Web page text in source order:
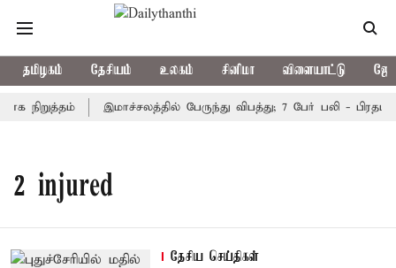
தமிழகம் தேசியம் உலகம் சினிமா விளையாட்டு
நிறுத்தம் இமாச்சலத்தில் பேருந்து விபத்து; 7 பேர் பலி -
2 injured
தேசிய செய்திகள்